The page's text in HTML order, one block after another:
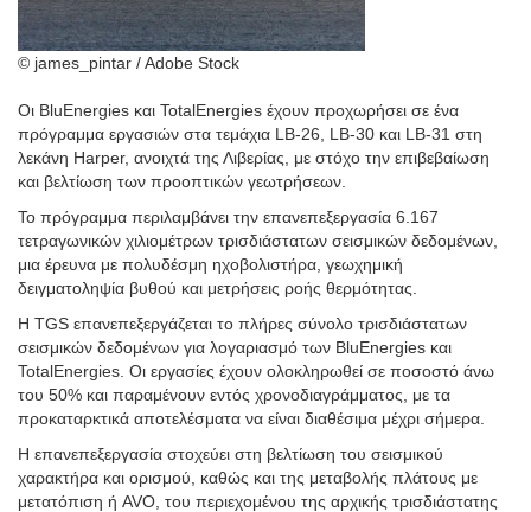
© james_pintar / Adobe Stock
Οι BluEnergies και TotalEnergies έχουν προχωρήσει σε ένα
πρόγραμμα εργασιών στα τεμάχια LB-26, LB-30 και LB-31 στη
λεκάνη Harper, ανοιχτά της Λιβερίας, με στόχο την επιβεβαίωση
και βελτίωση των προοπτικών γεωτρήσεων.
Το πρόγραμμα περιλαμβάνει την επανεπεξεργασία 6.167
τετραγωνικών χιλιομέτρων τρισδιάστατων σεισμικών δεδομένων,
μια έρευνα με πολυδέσμη ηχοβολιστήρα, γεωχημική
δειγματοληψία βυθού και μετρήσεις ροής θερμότητας.
Η TGS επανεπεξεργάζεται το πλήρες σύνολο τρισδιάστατων
σεισμικών δεδομένων για λογαριασμό των BluEnergies και
TotalEnergies. Οι εργασίες έχουν ολοκληρωθεί σε ποσοστό άνω
του 50% και παραμένουν εντός χρονοδιαγράμματος, με τα
προκαταρκτικά αποτελέσματα να είναι διαθέσιμα μέχρι σήμερα.
Η επανεπεξεργασία στοχεύει στη βελτίωση του σεισμικού
χαρακτήρα και ορισμού, καθώς και της μεταβολής πλάτους με
μετατόπιση ή AVO, του περιεχομένου της αρχικής τρισδιάστατης